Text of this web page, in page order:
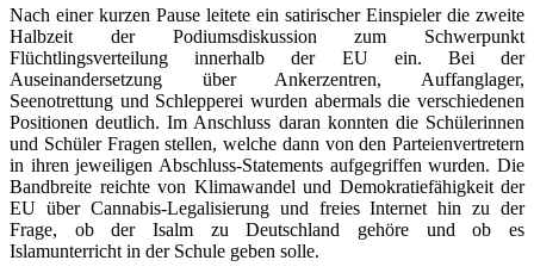
Nach einer kurzen Pause leitete ein satirischer Einspieler die zweite
Halbzeit der Podiumsdiskussion zum Schwerpunkt
Flüchtlingsverteilung innerhalb der EU ein. Bei der
Auseinandersetzung über Ankerzentren, Auffanglager,
Seenotrettung und Schlepperei wurden abermals die verschiedenen
Positionen deutlich. Im Anschluss daran konnten die Schülerinnen
und Schüler Fragen stellen, welche dann von den Parteienvertretern
in ihren jeweiligen Abschluss-Statements aufgegriffen wurden. Die
Bandbreite reichte von Klimawandel und Demokratiefähigkeit der
EU über Cannabis-Legalisierung und freies Internet hin zu der
Frage, ob der Isalm zu Deutschland gehöre und ob es
Islamunterricht in der Schule geben solle.